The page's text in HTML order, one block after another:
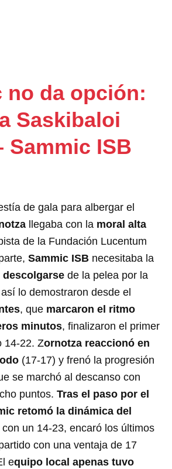
no da opción:
Saskibaloi
Sammic ISB
de gala para albergar el
llegaba con la moral alta
de la Fundación Lucentum
Sammic ISB necesitaba la
de la pelea por la
lo demostraron desde el
, que marcaron el ritmo
minutos, finalizaron el primer
14-22. Zornotza reaccionó en
(17-17) y frenó la progresión
se marchó al descanso con
puntos. Tras el paso por el
retomó la dinámica del
con un 14-23, encaró los últimos
con una ventaja de 17
equipo local apenas tuvo